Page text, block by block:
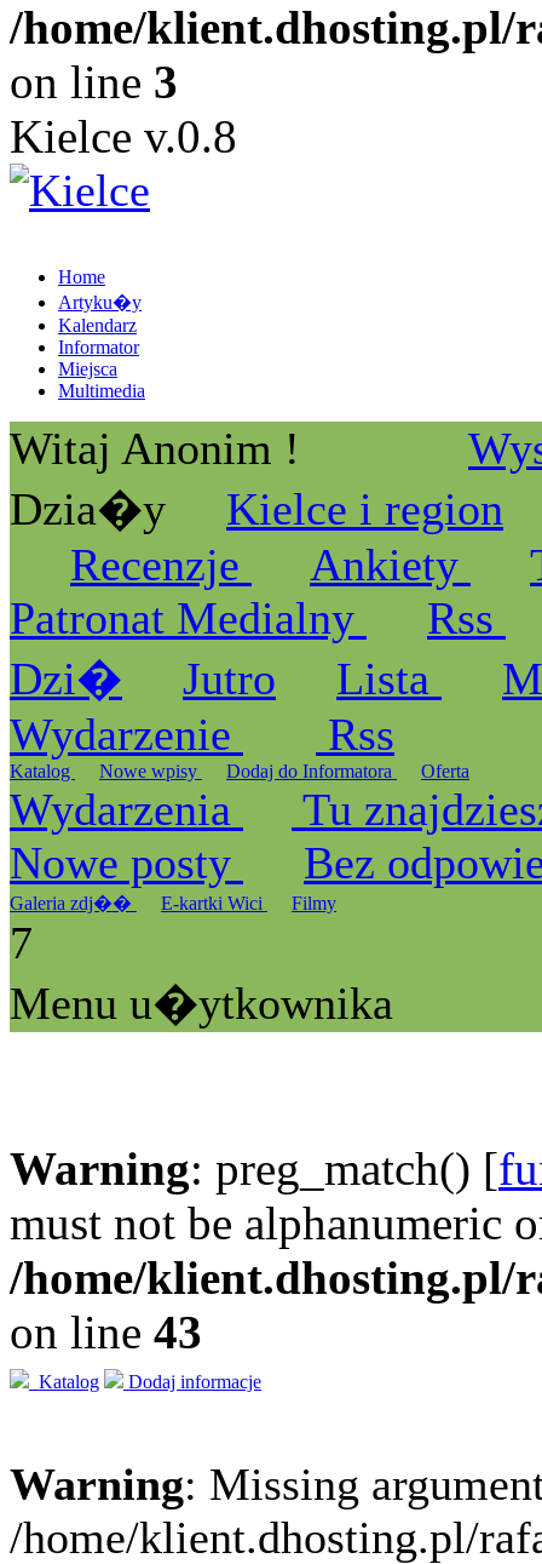
/home/
on line 3
Kielce v.0.8
Home
Artyku�y
Kalendarz
Informator
Miejsca
Multimedia
Witaj Anonim !
Dzia�y
Kielce i region
Recenzje
Ankiety
Patronat Medialny
Rss
Dzi�
Jutro Lista
Wydarzenie
Rss
Katalog Nowe wpisy Dodaj do Informatora Oferta
Wydarzenia
Tu
Nowe posty
Bez
Galeria zdj�� E-kartki Wici Filmy
7
Menu u�ytkownika
Warning: preg_match() [
must not be alphanumeric
/home/klient.dhosting.pl/
on line 43
Katalog Dodaj informacje
Warning: Missing
/home/klient.dhosting.pl/